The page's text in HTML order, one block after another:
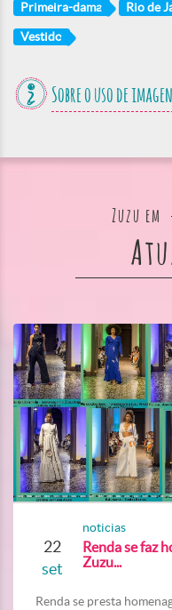
Primeira-dama Rio de
Vestido
Sobre o uso de
Zuzu em
22
set
noticias
Renda se faz
Zuzu...
Renda se presta